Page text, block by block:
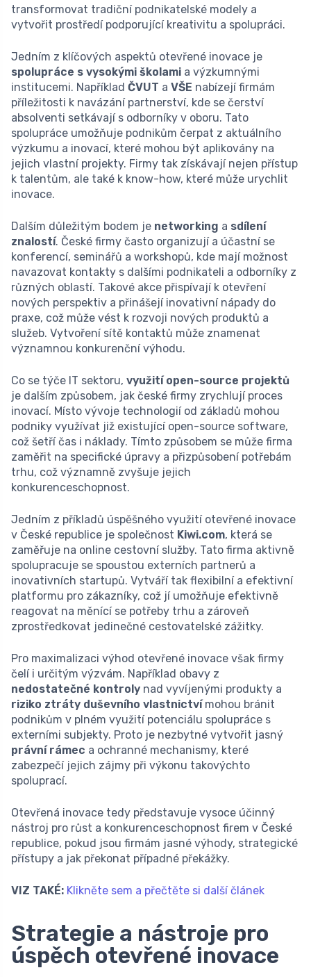
transformovat tradiční podnikatelské modely a
vytvořit prostředí podporující kreativitu a spolupráci.
Jedním z klíčových aspektů otevřené inovace je
spolupráce s vysokými školami a výzkumnými
institucemi. Například ČVUT a VŠE nabízejí firmám
příležitosti k navázání partnerství, kde se čerství
absolventi setkávají s odborníky v oboru. Tato
spolupráce umožňuje podnikům čerpat z aktuálního
výzkumu a inovací, které mohou být aplikovány na
jejich vlastní projekty. Firmy tak získávají nejen přístup
k talentům, ale také k know-how, které může urychlit
inovace.
Dalším důležitým bodem je networking a sdílení
znalostí. České firmy často organizují a účastní se
konferencí, seminářů a workshopů, kde mají možnost
navazovat kontakty s dalšími podnikateli a odborníky z
různých oblastí. Takové akce přispívají k otevření
nových perspektiv a přinášejí inovativní nápady do
praxe, což může vést k rozvoji nových produktů a
služeb. Vytvoření sítě kontaktů může znamenat
významnou konkurenční výhodu.
Co se týče IT sektoru, využití open-source projektů
je dalším způsobem, jak české firmy zrychlují proces
inovací. Místo vývoje technologií od základů mohou
podniky využívat již existující open-source software,
což šetří čas i náklady. Tímto způsobem se může firma
zaměřit na specifické úpravy a přizpůsobení potřebám
trhu, což významně zvyšuje jejich
konkurenceschopnost.
Jedním z příkladů úspěšného využití otevřené inovace
v České republice je společnost Kiwi.com, která se
zaměřuje na online cestovní služby. Tato firma aktivně
spolupracuje se spoustou externích partnerů a
inovativních startupů. Vytváří tak flexibilní a efektivní
platformu pro zákazníky, což jí umožňuje efektivně
reagovat na měnící se potřeby trhu a zároveň
zprostředkovat jedinečné cestovatelské zážitky.
Pro maximalizaci výhod otevřené inovace však firmy
čelí i určitým výzvám. Například obavy z
nedostatečné kontroly nad vyvíjenými produkty a
riziko ztráty duševního vlastnictvímohou bránit
podnikům v plném využití potenciálu spolupráce s
externími subjekty. Proto je nezbytné vytvořit jasný
právní rámec a ochranné mechanismy, které
zabezpečí jejich zájmy při výkonu takovýchto
spoluprací.
Otevřená inovace tedy představuje vysoce účinný
nástroj pro růst a konkurenceschopnost firem v České
republice, pokud jsou firmám jasné výhody, strategické
přístupy a jak překonat případné překážky.
VIZ TAKÉ: Klikněte sem a přečtěte si další článek
Strategie a nástroje pro
úspěch otevřené inovace